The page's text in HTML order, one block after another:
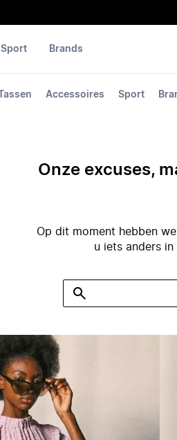
Tassen Accessoires Sport
Sport Brands
Onze excuses,
Op dit moment hebben
u iets anders